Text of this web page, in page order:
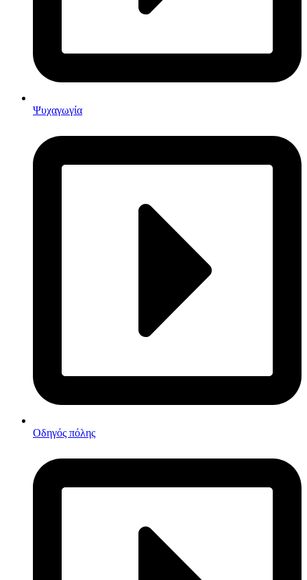
Ψυχαγωγία
Οδηγός πόλης